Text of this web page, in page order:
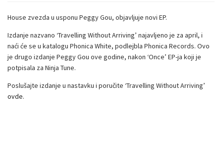
House zvezda u usponu Peggy Gou, objavljuje novi EP.
Izdanje nazvano ‘Travelling Without Arriving’ najavljeno je za april, i
naći će se u katalogu Phonica White, podlejbla Phonica Records. Ovo
je drugo izdanje Peggy Gou ove godine, nakon ‘Once’ EP-ja koji je
potpisala za Ninja Tune.
Poslušajte izdanje u nastavku i poručite ‘Travelling Without Arriving’
ovde.